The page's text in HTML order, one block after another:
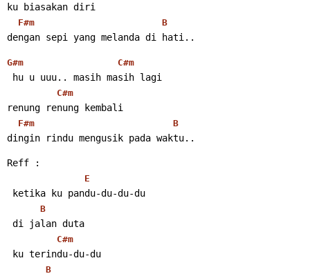
ku biasakan diri
F#m B
dengan sepi yang melanda di hati..
G#m C#m
hu u uuu.. masih masih lagi
C#m
renung renung kembali
F#m B
dingin rindu mengusik pada waktu..
Reff :
E
ketika ku pandu-du-du-du
B
di jalan duta
C#m
ku terindu-du-du
B